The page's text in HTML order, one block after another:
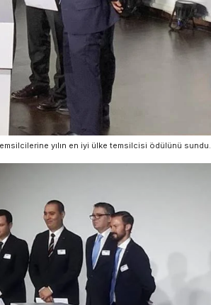
yılın en iyi ülke temsilcisi ödülünü sundu.